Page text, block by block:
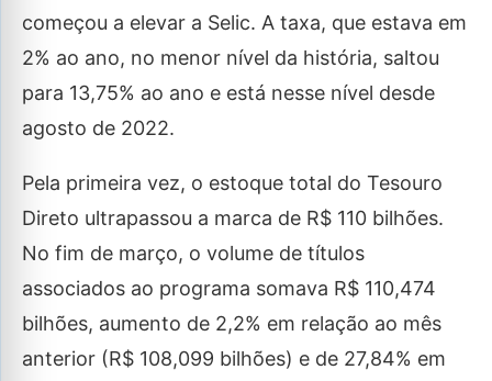
começou a elevar a Selic. A taxa, que estava em
2% ao ano, no menor nível da história, saltou
para 13,75% ao ano e está nesse nível desde
agosto de 2022.
Pela primeira vez, o estoque total do Tesouro
Direto ultrapassou a marca de R$ 110 bilhões.
No fim de março, o volume de títulos
associados ao programa somava R$ 110,474
bilhões, aumento de 2,2% em relação ao mês
anterior (R$ 108,099 bilhões) e de 27,84% em